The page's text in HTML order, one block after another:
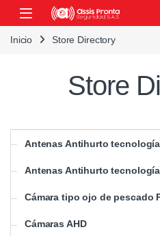
Skip to navigation
Skip to content
Inicio Store Directory
Store
Antenas Antihurto tecnología
Antenas Antihurto
Cámara tipo ojo de pescado
Cámaras AHD